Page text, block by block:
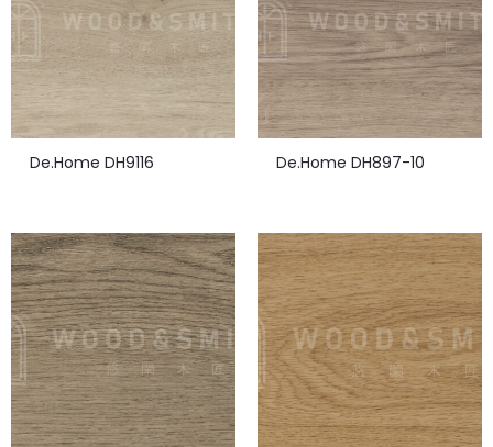
De.Home DH9116 De.Home DH897-10